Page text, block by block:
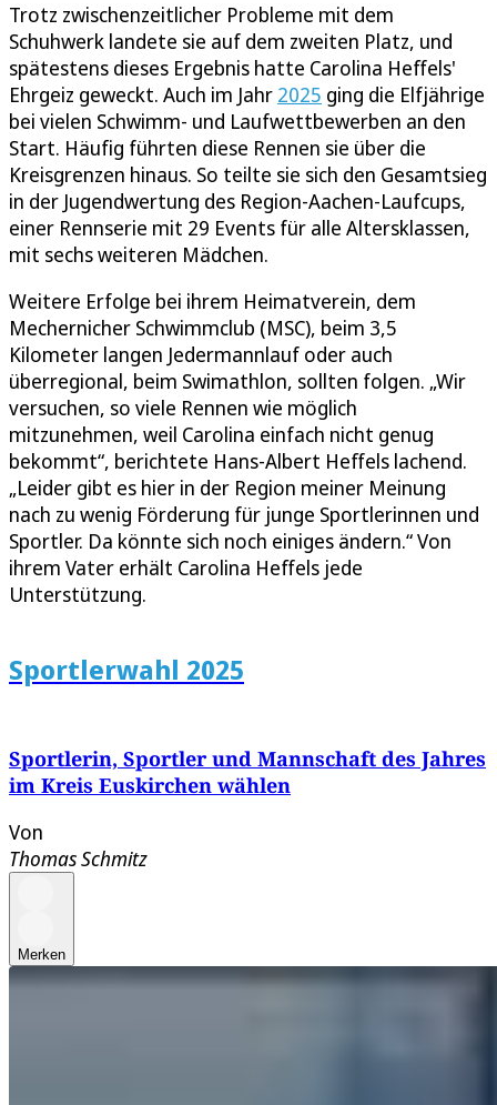
Trotz zwischenzeitlicher Probleme mit dem
Schuhwerk landete sie auf dem zweiten Platz, und
spätestens dieses Ergebnis hatte Carolina Heffels'
Ehrgeiz geweckt. Auch im Jahr 2025 ging die Elfjährige
bei vielen Schwimm- und Laufwettbewerben an den
Start. Häufig führten diese Rennen sie über die
Kreisgrenzen hinaus. So teilte sie sich den Gesamtsieg
in der Jugendwertung des Region-Aachen-Laufcups,
einer Rennserie mit 29 Events für alle Altersklassen,
mit sechs weiteren Mädchen.
Weitere Erfolge bei ihrem Heimatverein, dem
Mechernicher Schwimmclub (MSC), beim 3,5
Kilometer langen Jedermannlauf oder auch
überregional, beim Swimathlon, sollten folgen. „Wir
versuchen, so viele Rennen wie möglich
mitzunehmen, weil Carolina einfach nicht genug
bekommt“, berichtete Hans-Albert Heffels lachend.
„Leider gibt es hier in der Region meiner Meinung
nach zu wenig Förderung für junge Sportlerinnen und
Sportler. Da könnte sich noch einiges ändern.“ Von
ihrem Vater erhält Carolina Heffels jede
Unterstützung.
Sportlerwahl 2025
Sportlerin, Sportler und Mannschaft des Jahres
im Kreis Euskirchen wählen
Von
Thomas Schmitz
Merken